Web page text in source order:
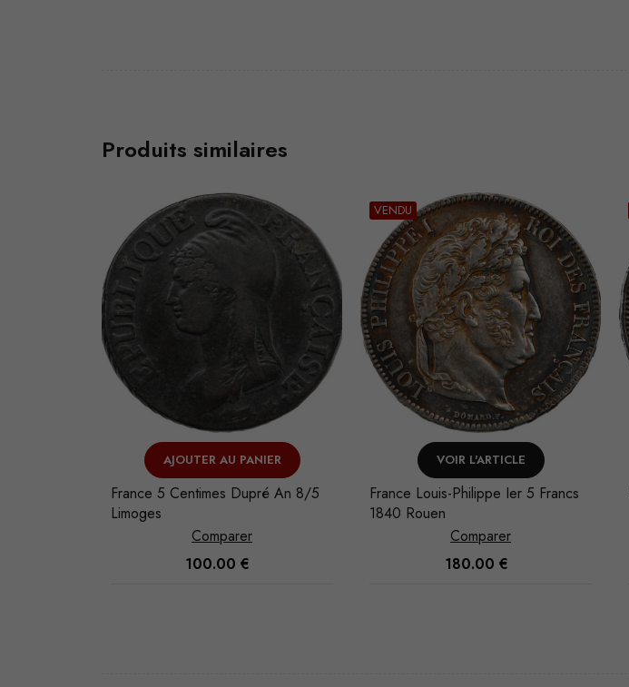
Produits similaires
VENDU
VOIR L'ARTICLE
France Louis-Philippe Ier 5 Francs
1840 Rouen
Comparer
180.00 €
VENDU
VOIR L'ARTICLE
France Napoléon III 5 Francs 1869
Comparer
220.00€